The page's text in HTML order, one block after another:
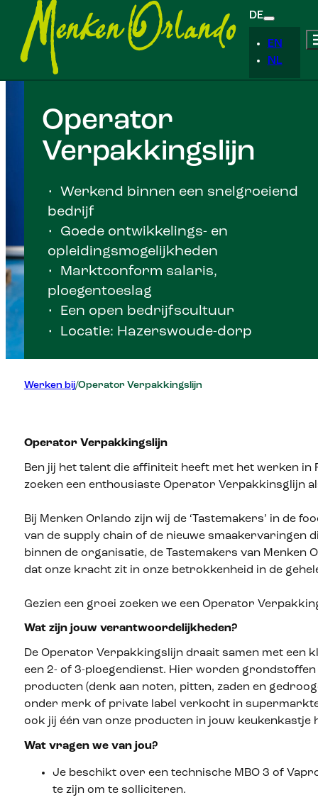
DE
EN
NL
Operator
Verpakkingslijn
• Werkend binnen een snelgroeiend
bedrijf
• Goede ontwikkelings- en
opleidingsmogelijkheden
• Marktconform salaris,
ploegentoeslag
• Een open bedrijfscultuur
• Locatie: Hazerswoude-dorp
Werken bij Operator Verpakkingslijn
Operator Verpakkingslijn
Ben jij het talent die affiniteit heeft met het werken
zoeken een enthousiaste Operator Verpakkinsglijn
Bij Menken Orlando zijn wij de ‘Tastemakers’ in de
van de supply chain of de nieuwe smaakervaringen
binnen de organisatie, de Tastemakers van Menken
dat onze kracht zit in onze betrokkenheid in de
Gezien een groei zoeken we een Operator
Wat zijn jouw verantwoordelijkheden?
De Operator Verpakkingslijn draait samen met een
een 2- of 3-ploegendienst. Hier worden
producten (denk aan noten, pitten, zaden en
onder merk of private label verkocht in
ook jij één van onze producten in jouw keukenkastje
Wat vragen we van jou?
Je beschikt over een technische MBO 3 of
te zijn om te solliciteren.